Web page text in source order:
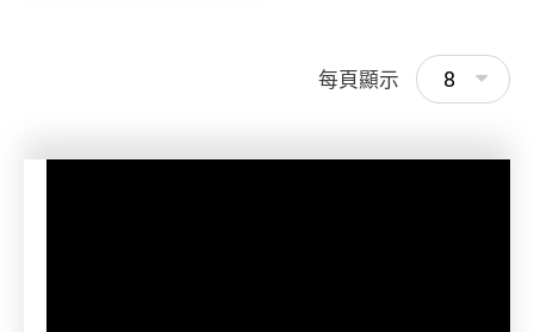
每頁顯示 8